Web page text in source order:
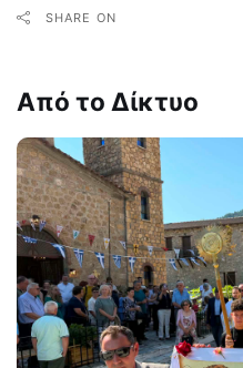
SHARE ON
Από το Δίκτυο